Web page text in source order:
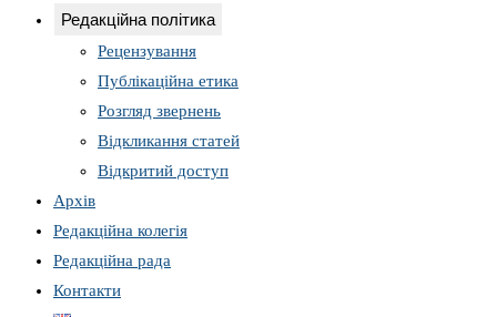
Редакційна політика
Рецензування
Публікаційна етика
Розгляд звернень
Відкликання статей
Відкритий доступ
Архів
Редакційна колегія
Редакційна рада
Контакти